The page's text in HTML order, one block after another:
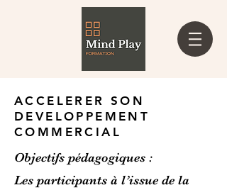
ACCELERER SON
DEVELOPPEMENT
COMMERCIAL
Objectifs pédagogiques :
Les participants à l’issue de la